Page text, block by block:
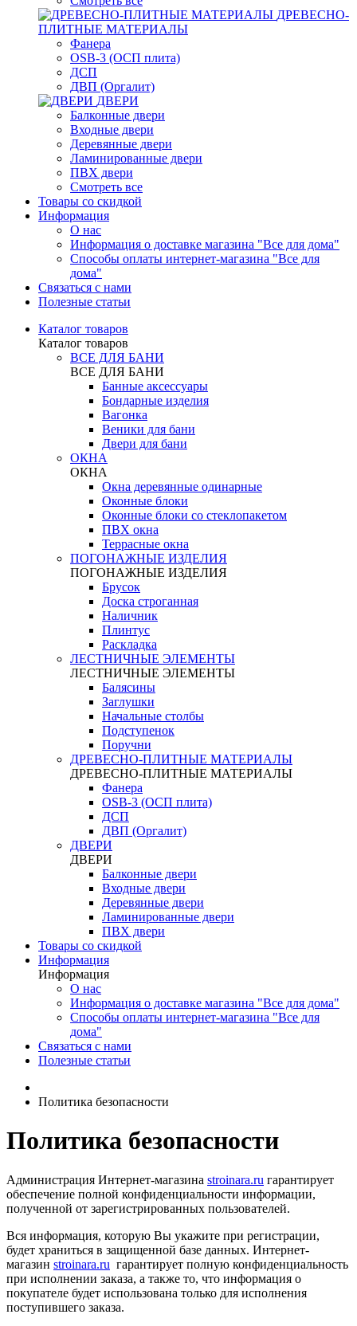
ДРЕВЕСНО-
ПЛИТНЫЕ МАТЕРИАЛЫ
Фанера
OSB-3 (ОСП плита)
ДСП
ДВП (Оргалит)
ДВЕРИ
Балконные двери
Входные двери
Деревянные двери
Ламинированные двери
ПВХ двери
Смотреть все
Товары со скидкой
Информация
О нас
Информация о доставке магазина "Все для дома"
Способы оплаты интернет-магазина "Все для
дома"
Связаться с нами
Полезные статьи
Каталог товаров
Каталог товаров
ВСЕ ДЛЯ БАНИ
ВСЕ ДЛЯ БАНИ
Банные аксессуары
Бондарные изделия
Вагонка
Веники для бани
Двери для бани
ОКНА
ОКНА
Окна деревянные одинарные
Оконные блоки
Оконные блоки со стеклопакетом
ПВХ окна
Террасные окна
ПОГОНАЖНЫЕ ИЗДЕЛИЯ
ПОГОНАЖНЫЕ ИЗДЕЛИЯ
Брусок
Доска строганная
Наличник
Плинтус
Раскладка
ЛЕСТНИЧНЫЕ ЭЛЕМЕНТЫ
ЛЕСТНИЧНЫЕ ЭЛЕМЕНТЫ
Балясины
Заглушки
Начальные столбы
Подступенок
Поручни
ДРЕВЕСНО-ПЛИТНЫЕ МАТЕРИАЛЫ
ДРЕВЕСНО-ПЛИТНЫЕ МАТЕРИАЛЫ
Фанера
OSB-3 (ОСП плита)
ДСП
ДВП (Оргалит)
ДВЕРИ
ДВЕРИ
Балконные двери
Входные двери
Деревянные двери
Ламинированные двери
ПВХ двери
Товары со скидкой
Информация
Информация
О нас
Информация о доставке магазина "Все для дома"
Способы оплаты интернет-магазина "Все для
дома"
Связаться с нами
Полезные статьи
Политика безопасности
Политика безопасности
Администрация Интернет-магазина stroinara.ru гарантирует
обеспечение полной конфиденциальности информации,
полученной от зарегистрированных пользователей.
Вся информация, которую Вы укажите при регистрации,
будет храниться в защищенной базе данных. Интернет-
магазин stroinara.ru гарантирует полную конфиденциальность
при исполнении заказа, а также то, что информация о
покупателе будет использована только для исполнения
поступившего заказа.